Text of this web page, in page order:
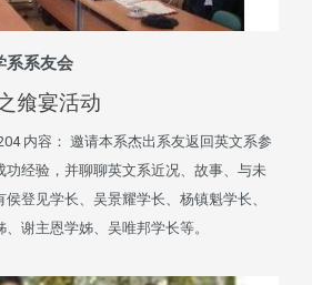
系系友会
飨宴活动
容： 邀请本系杰出系友返回英文系参
功经验，并聊聊英文系近况、故事、与未
登见学长、吴景耀学长、杨镇魁学长、
谢主恩学姊、吴唯邦学长等。